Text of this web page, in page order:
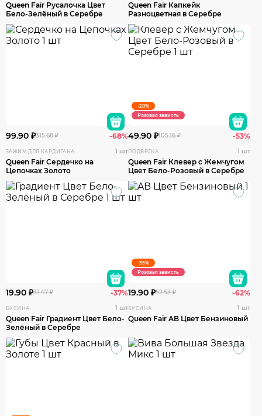
Queen Fair Русалочка Цвет
Бело-Зелёный в Серебре
Queen Fair Капкейк
Разноцветная в Серебре
99.90 ₽315.68 ₽ -68%
ЗАЖИМ ДЛЯ КАРДИГАНА 1 шт
Queen Fair Сердечко на
Цепочках Золото
-20%
Розовая зависть
49.90 ₽105.16 ₽ -53%
ПОДВЕСКА 1 шт
Queen Fair Клевер с Жемчугом
Цвет Бело-Розовый в Серебре
19.90 ₽31.47 ₽ -37%
БУСИНА 1 шт
Queen Fair Градиент Цвет Бело-
Зелёный в Серебре
-35%
Розовая зависть
19.90 ₽52.53 ₽ -62%
БУСИНА 1 шт
Queen Fair AB Цвет Бензиновый